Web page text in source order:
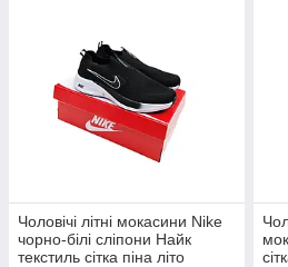
Чоловічі літні мокасини Nike
чорно-білі сліпони Найк
текстиль сітка піна літо